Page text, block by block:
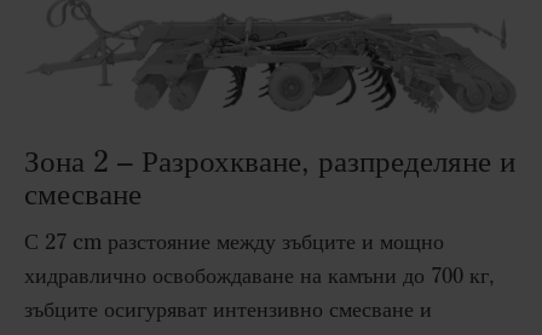
Зона 2 – Разрохкване, разпределяне и
смесване
С 27 cm разстояние между зъбците и мощно
хидравлично освобождаване на камъни до 700 кг,
зъбците осигуряват интензивно смесване и